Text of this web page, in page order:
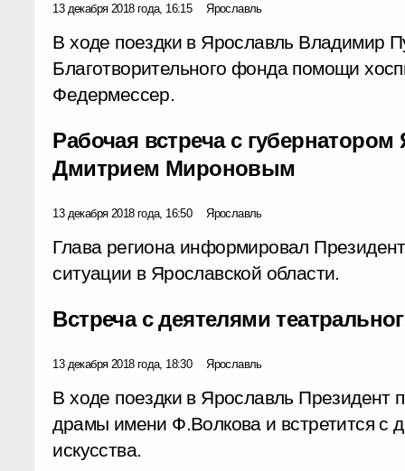
13 декабря 2018 года, 16:15 Ярославль
В ходе поездки в Ярославль Владимир
Благотворительного фонда помощи
Федермессер.
Рабочая встреча с
Дмитрием Мироновым
13 декабря 2018 года, 16:50 Ярославль
Глава региона информировал
ситуации в Ярославской области.
Встреча с деятелями
13 декабря 2018 года, 18:30 Ярославль
В ходе поездки в Ярославль Президент
драмы имени Ф.Волкова и встретится с
искусства.